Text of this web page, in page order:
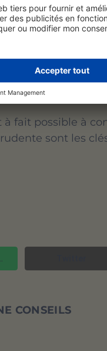
de sécuritédu
de
donc
la saison froide.
permet d’éviter
fait possible à
sont les
CONSEILS